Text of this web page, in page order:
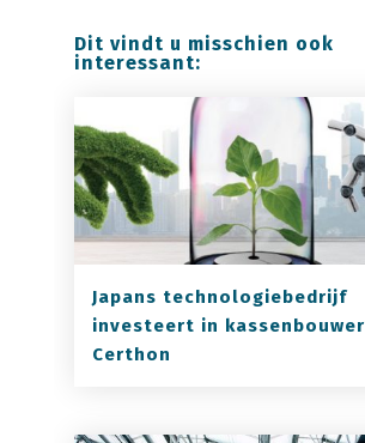
Dit vindt u misschien ook
interessant:
Japans technologiebedrijf
investeert in kassenbouwer
Certhon